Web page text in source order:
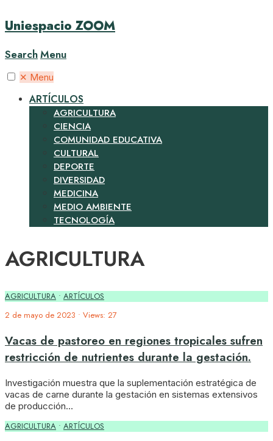
Uniespacio ZOOM
SearchMenu
✕ Menu
ARTÍCULOS
AGRICULTURA
CIENCIA
COMUNIDAD EDUCATIVA
CULTURAL
DEPORTE
DIVERSIDAD
MEDICINA
MEDIO AMBIENTE
TECNOLOGÍA
AGRICULTURA
AGRICULTURA • ARTÍCULOS
2 de mayo de 2023 • Views: 27
Vacas de pastoreo en regiones tropicales sufren
restricción de nutrientes durante la gestación.
Investigación muestra que la suplementación estratégica de
vacas de carne durante la gestación en sistemas extensivos
de producción...
AGRICULTURA • ARTÍCULOS